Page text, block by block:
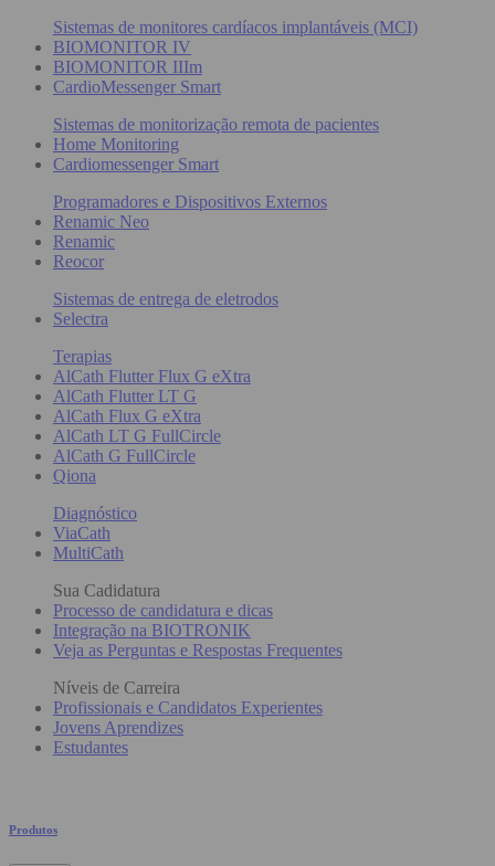
Sistemas de monitores cardíacos implantáveis (MCI)
BIOMONITOR IV
BIOMONITOR IIIm
CardioMessenger Smart
Sistemas de monitorização remota de pacientes
Home Monitoring
Cardiomessenger Smart
Programadores e Dispositivos Externos
Renamic Neo
Renamic
Reocor
Sistemas de entrega de eletrodos
Selectra
Terapias
AlCath Flutter Flux G eXtra
AlCath Flutter LT G
AlCath Flux G eXtra
AlCath LT G FullCircle
AlCath G FullCircle
Qiona
Diagnóstico
ViaCath
MultiCath
Sua Cadidatura
Processo de candidatura e dicas
Integração na BIOTRONIK
Veja as Perguntas e Respostas Frequentes
Níveis de Carreira
Profissionais e Candidatos Experientes
Jovens Aprendizes
Estudantes
Produtos